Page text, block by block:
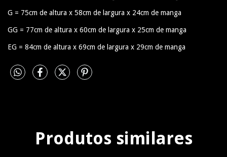
G = 75cm de altura x 58cm de largura x 24cm de manga
GG = 77cm de altura x 60cm de largura x 25cm de manga
EG = 84cm de altura x 69cm de largura x 29cm de manga
Produtos similares